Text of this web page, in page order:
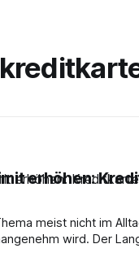
erhöhen:
meist nicht im
wird. Der